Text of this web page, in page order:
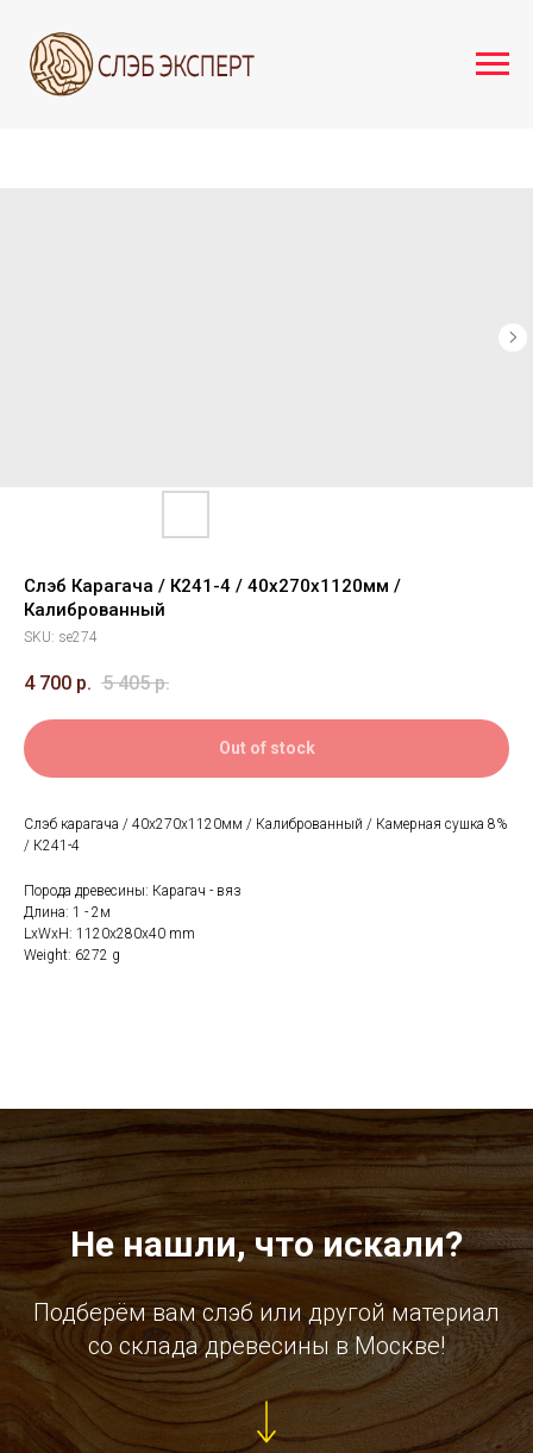
Слэб Карагача / К241-4 / 40х270х1120мм /
Калиброванный
SKU: se274
4 700 р. 5 405 р.
Out of stock
Слэб карагача / 40х270х1120мм / Калиброванный / Камерная сушка 8%
/ К241-4
Порода древесины: Карагач - вяз
Длина: 1 - 2м
LxWxH: 1120x280x40 mm
Weight: 6272 g
Не нашли, что искали?
Подберём вам слэб или другой материал
со склада древесины в Москве!